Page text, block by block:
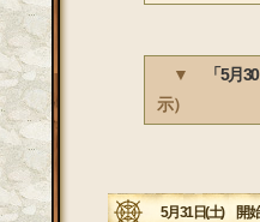
▼
「5月
示）
5月31日(土) 開始